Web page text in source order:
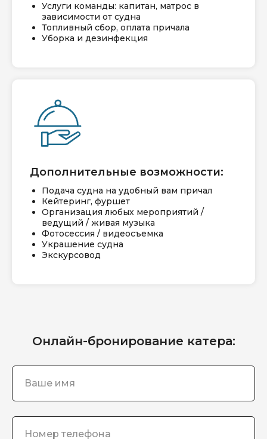
Услуги команды: капитан, матрос в
зависимости от судна
Топливный сбор, оплата причала
Уборка и дезинфекция
Дополнительные возможности:
Подача судна на удобный вам причал
Кейтеринг, фуршет
Организация любых мероприятий /
ведущий / живая музыка
Фотосессия / видеосъемка
Украшение судна
Экскурсовод
Онлайн-бронирование катера: